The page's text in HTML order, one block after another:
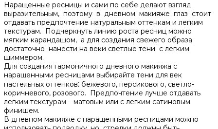
Наращенные ресницы и сами по себе делают взгляд
выразительным, поэтому в дневном макияже глаз стоит
отдавать предпочтение натуральным оттенкам и легким
текстурам.​ Подчеркнуть линию роста ресниц можно
мягким карандашом, а для создания свежего образа
достаточно нанести на веки светлые тени с легким
шиммером.​
Для создания гармоничного дневного макияжа с
наращенными ресницами выбирайте тени для век
пастельных оттенков⁚ бежевого, персикового, светло-
коричневого, розового. Предпочтение лучше отдавать
легким текстурам – матовым или с легким сатиновым
финишем.​
В дневном макияже с наращенными ресницами можно